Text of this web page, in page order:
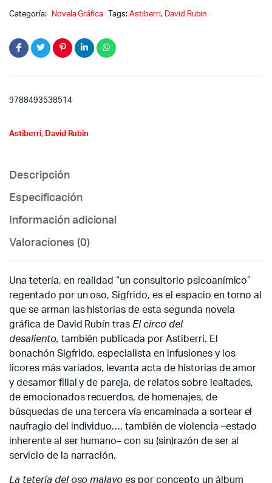
Categoría: Novela Gráfica Tags:Astiberri, David Rubin
9788493538514
Astiberri, David Rubin
Descripción
Especificación
Información adicional
Valoraciones (0)
Una tetería, en realidad “un consultorio psicoanímico”
regentado por un oso, Sigfrido, es el espacio en torno al
que se arman las historias de esta segunda novela
gráfica de David Rubín tras El circo del
desaliento, también publicada por Astiberri. El
bonachón Sigfrido, especialista en infusiones y los
licores más variados, levanta acta de historias de amor
y desamor filial y de pareja, de relatos sobre lealtades,
de emocionados recuerdos, de homenajes, de
búsquedas de una tercera vía encaminada a sortear el
naufragio del individuo…, también de violencia –estado
inherente al ser humano– con su (sin)razón de ser al
servicio de la narración.
La tetería del oso malayo es por concepto un álbum